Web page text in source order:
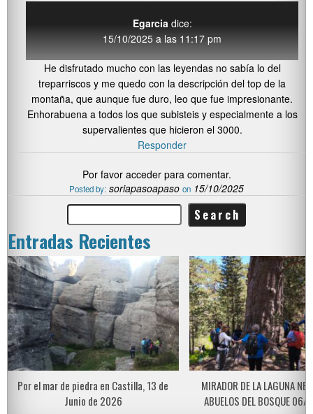
Egarcia dice:
15/10/2025 a las 11:17 pm
He disfrutado mucho con las leyendas no sabía lo del
treparriscos y me quedo con la descripción del top de la
montaña, que aunque fue duro, leo que fue impresionante.
Enhorabuena a todos los que subisteis y especialmente a los
supervalientes que hicieron el 3000.
Responder
Por favor acceder para comentar.
Posted by: soriapasoapaso on 15/10/2025
Entradas Recientes
Por el mar de piedra en Castilla, 13 de
Junio de 2026
MIRADOR DE LA LAGUNA
ABUELOS DEL BOSQUE